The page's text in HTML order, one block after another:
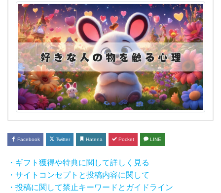
ど
ん
な事
を考
え
て触
り
た
く
な
る
の
Facebook Twitter Hatena Pocket LINE
・ギフト獲得や特典に関して詳しく見る
・サイトコンセプトと投稿内容に関して
・投稿に関して禁止キーワードとガイドライン